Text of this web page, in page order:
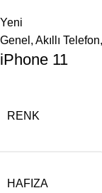
Yeni
Genel , Akıllı Telefon,
iPhone 11
RENK
HAFIZA